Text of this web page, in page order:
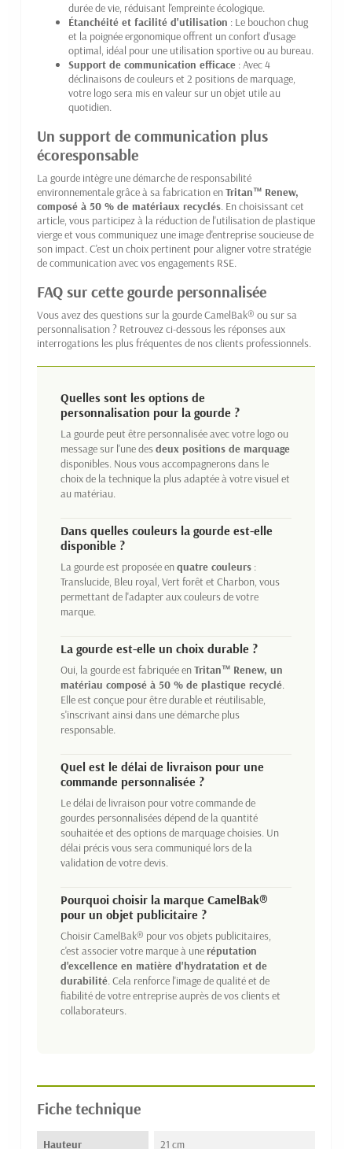
durée de vie, réduisant l'empreinte écologique.
Étanchéité et facilité d'utilisation : Le bouchon chug
et la poignée ergonomique offrent un confort d'usage
optimal, idéal pour une utilisation sportive ou au bureau.
Support de communication efficace : Avec 4
déclinaisons de couleurs et 2 positions de marquage,
votre logo sera mis en valeur sur un objet utile au
quotidien.
Un support de communication plus
écoresponsable
La gourde intègre une démarche de responsabilité
environnementale grâce à sa fabrication enTritan™ Renew,
composé à 50 % de matériaux recyclés. En choisissant cet
article, vous participez à la réduction de l'utilisation de plastique
vierge et vous communiquez une image d'entreprise soucieuse de
son impact. C'est un choix pertinent pour aligner votre stratégie
de communication avec vos engagements RSE.
FAQ sur cette gourde personnalisée
Vous avez des questions sur la gourde CamelBak® ou sur sa
personnalisation ? Retrouvez ci-dessous les réponses aux
interrogations les plus fréquentes de nos clients professionnels.
Quelles sont les options de
personnalisation pour la gourde ?
La gourde peut être personnalisée avec votre logo ou
message sur l'une desdeux positions de marquage
disponibles. Nous vous accompagnerons dans le
choix de la technique la plus adaptée à votre visuel et
au matériau.
Dans quelles couleurs la gourde est-elle
disponible ?
La gourde est proposée enquatre couleurs :
Translucide, Bleu royal, Vert forêt et Charbon, vous
permettant de l'adapter aux couleurs de votre
marque.
La gourde est-elle un choix durable ?
Oui, la gourde est fabriquée enTritan™ Renew, un
matériau composé à 50 % de plastique recyclé.
Elle est conçue pour être durable et réutilisable,
s'inscrivant ainsi dans une démarche plus
responsable.
Quel est le délai de livraison pour une
commande personnalisée ?
Le délai de livraison pour votre commande de
gourdes personnalisées dépend de la quantité
souhaitée et des options de marquage choisies. Un
délai précis vous sera communiqué lors de la
validation de votre devis.
Pourquoi choisir la marque CamelBak®
pour un objet publicitaire ?
Choisir CamelBak® pour vos objets publicitaires,
c'est associer votre marque à uneréputation
d'excellence en matière d'hydratation et de
durabilité. Cela renforce l'image de qualité et de
fiabilité de votre entreprise auprès de vos clients et
collaborateurs.
Fiche technique
Hauteur 21 cm